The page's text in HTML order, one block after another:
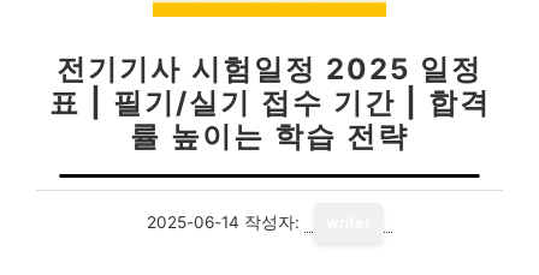
전기기사 시험일정 2025 일정
표 | 필기/실기 접수 기간 | 합격
률 높이는 학습 전략
2025-06-14 작성자: